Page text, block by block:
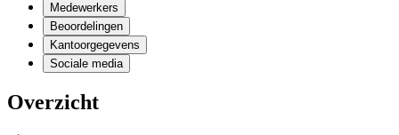
Medewerkers
Beoordelingen
Kantoorgegevens
Sociale media
Overzicht